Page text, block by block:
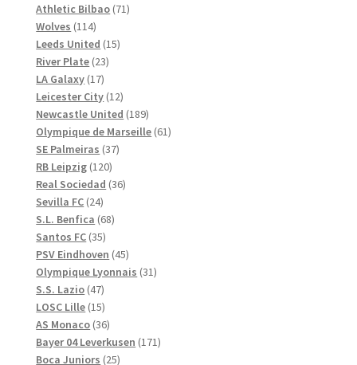
Athletic Bilbao 7171
Wolves 114114
produkter
Leeds United 1515
River Plate 2323
LA Galaxy 1717
produkter
Leicester City 1212
produkter
Newcastle United 189189
produkter
Olympique de Marseille 6161
SE Palmeiras 3737
RB Leipzig 120120
produkter
Real Sociedad 3636
Sevilla FC 2424
produkter
S.L. Benfica 6868
Santos FC 3535
produkter
PSV Eindhoven 4545
produkter
Olympique Lyonnais 3131
S.S. Lazio 4747
produkter
LOSC Lille 1515
produkter
AS Monaco 3636
produkter
Bayer 04 Leverkusen 171171
Boca Juniors 2525